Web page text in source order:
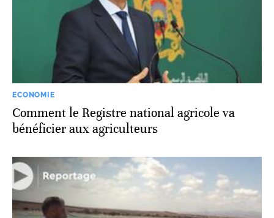
ECONOMIE
Comment le Registre national agricole va
bénéficier aux agriculteurs